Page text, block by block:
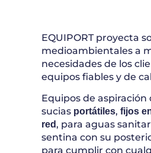
EQUIPORT proyecta
medioambientales a
necesidades de los
equipos fiables y de
Equipos de aspiración
sucias portátiles, fijos
red , para aguas
sentina con su
para cumplir con